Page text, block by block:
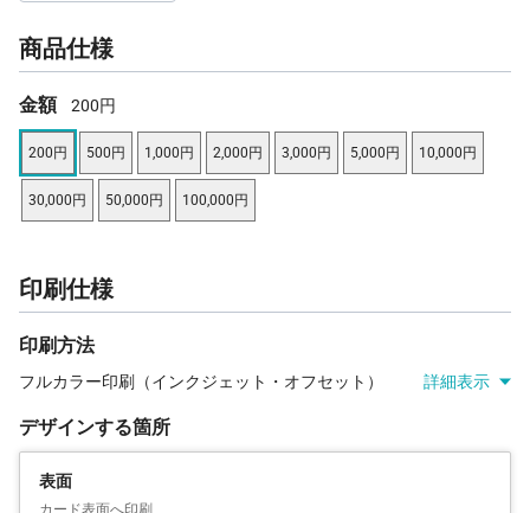
商品仕様
金額 200円
200円 500円 1,000円 2,000円 3,000円 5,000円 10,000円
30,000円 50,000円 100,000円
印刷仕様
印刷方法
フルカラー印刷（インクジェット・オフセット） 詳細表示
デザインする箇所
表面
カード表面へ印刷